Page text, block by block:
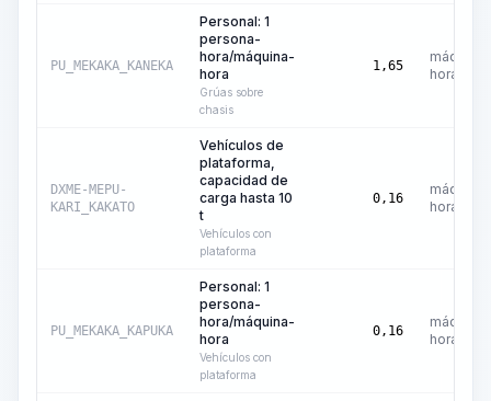
PU_MEKAKA_KANEKA
Personal: 1
persona-
hora/máquina-
hora
Grúas sobre
chasis
1,65
máquina-
hora
DXME-MEPU-
KARI_KAKATO
Vehículos de
plataforma,
capacidad de
carga hasta 10
t
Vehículos con
plataforma
0,16
máquina-
hora
PU_MEKAKA_KAPUKA
Personal: 1
persona-
hora/máquina-
hora
Vehículos con
plataforma
0,16
máquina-
hora